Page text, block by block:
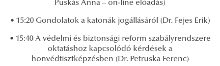
Puskás Anna – on-line előadás)
• 15:20 Gondolatok a katonák jogállásáról (Dr. Fejes Erik)
• 15:40 A védelmi és biztonsági reform szabályrendszere
oktatáshoz kapcsolódó kérdések a
honvédtisztképzésben (Dr. Petruska Ferenc)